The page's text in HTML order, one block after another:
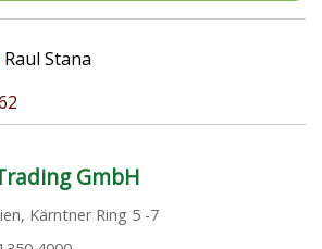
Raul Stana
GmbH
Kärntner Ring 5 -7